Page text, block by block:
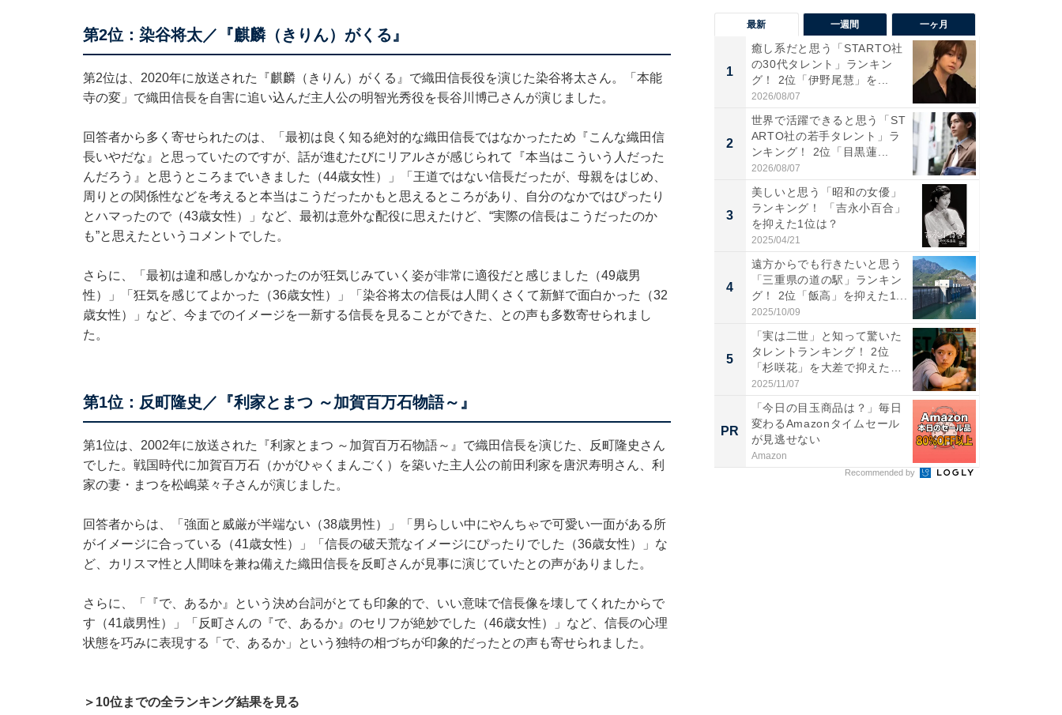
第2位：染谷将太／『麒麟（きりん）がくる』
第2位は、2020年に放送された『麒麟（きりん）がくる』で織田信長役を演じた染谷将太さん。「本能
寺の変」で織田信長を自害に追い込んだ主人公の明智光秀役を長谷川博己さんが演じました。
回答者から多く寄せられたのは、「最初は良く知る絶対的な織田信長ではなかったため『こんな織田信
長いやだな』と思っていたのですが、話が進むたびにリアルさが感じられて『本当はこういう人だった
んだろう』と思うところまでいきました（44歳女性）」「王道ではない信長だったが、母親をはじめ、
周りとの関係性などを考えると本当はこうだったかもと思えるところがあり、自分のなかではぴったり
とハマったので（43歳女性）」など、最初は意外な配役に思えたけど、“実際の信長はこうだったのか
も”と思えたというコメントでした。
さらに、「最初は違和感しかなかったのが狂気じみていく姿が非常に適役だと感じました（49歳男
性）」「狂気を感じてよかった（36歳女性）」「染谷将太の信長は人間くさくて新鮮で面白かった（32
歳女性）」など、今までのイメージを一新する信長を見ることができた、との声も多数寄せられまし
た。
第1位：反町隆史／『利家とまつ ～加賀百万石物語～』
第1位は、2002年に放送された『利家とまつ ～加賀百万石物語～』で織田信長を演じた、反町隆史さん
でした。戦国時代に加賀百万石（かがひゃくまんごく）を築いた主人公の前田利家を唐沢寿明さん、利
家の妻・まつを松嶋菜々子さんが演じました。
回答者からは、「強面と威厳が半端ない（38歳男性）」「男らしい中にやんちゃで可愛い一面がある所
がイメージに合っている（41歳女性）」「信長の破天荒なイメージにぴったりでした（36歳女性）」な
ど、カリスマ性と人間味を兼ね備えた織田信長を反町さんが見事に演じていたとの声がありました。
さらに、「『で、あるか』という決め台詞がとても印象的で、いい意味で信長像を壊してくれたからで
す（41歳男性）」「反町さんの『で、あるか』のセリフが絶妙でした（46歳女性）」など、信長の心理
状態を巧みに表現する「で、あるか」という独特の相づちが印象的だったとの声も寄せられました。
＞10位までの全ランキング結果を見る
最新 一週間 一ヶ月
1
癒し系だと思う「STARTO社
の30代タレント」ランキン
グ！ 2位「伊野尾慧」を...
2026/08/07
2
世界で活躍できると思う「ST
ARTO社の若手タレント」ラ
ンキング！ 2位「目黒蓮...
2026/08/07
3
美しいと思う「昭和の女優」
ランキング！ 「吉永小百合」
を抑えた1位は？
2025/04/21
4
遠方からでも行きたいと思う
「三重県の道の駅」ランキン
グ！ 2位「飯高」を抑えた1...
2025/10/09
5
「実は二世」と知って驚いた
タレントランキング！ 2位
「杉咲花」を大差で抑えた1
位...
2025/11/07
PR
「今日の目玉商品は？」毎日
変わるAmazonタイムセール
が見逃せない
Amazon
Recommended by